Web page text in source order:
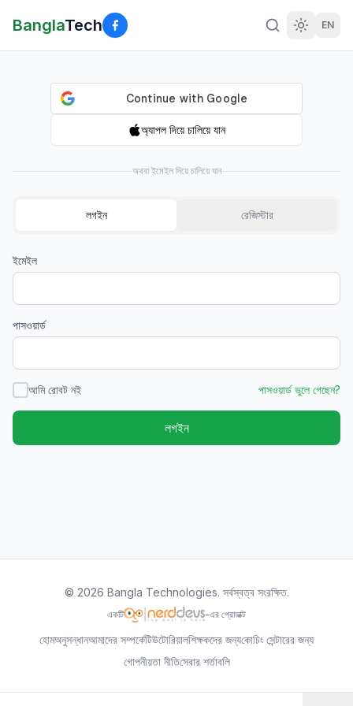
BanglaTech EN
অ্যাপল দিয়ে চালিয়ে যান
অথবা ইমেইল দিয়ে চালিয়ে যান
লগইন রেজিস্টার
ইমেইল
পাসওয়ার্ড
আমি রোবট নই পাসওয়ার্ড ভুলে গেছেন?
লগইন
© 2026 Bangla Technologies. সর্বস্বত্ব সংরক্ষিত.
একটি -এর প্রোডাক্ট
হোমঅনুসন্ধানআমাদের সম্পর্কেটিউটোরিয়ালশিক্ষকদের জন্যকোচিং সেন্টারের জন্য
গোপনীয়তা নীতিসেবার শর্তাবলি